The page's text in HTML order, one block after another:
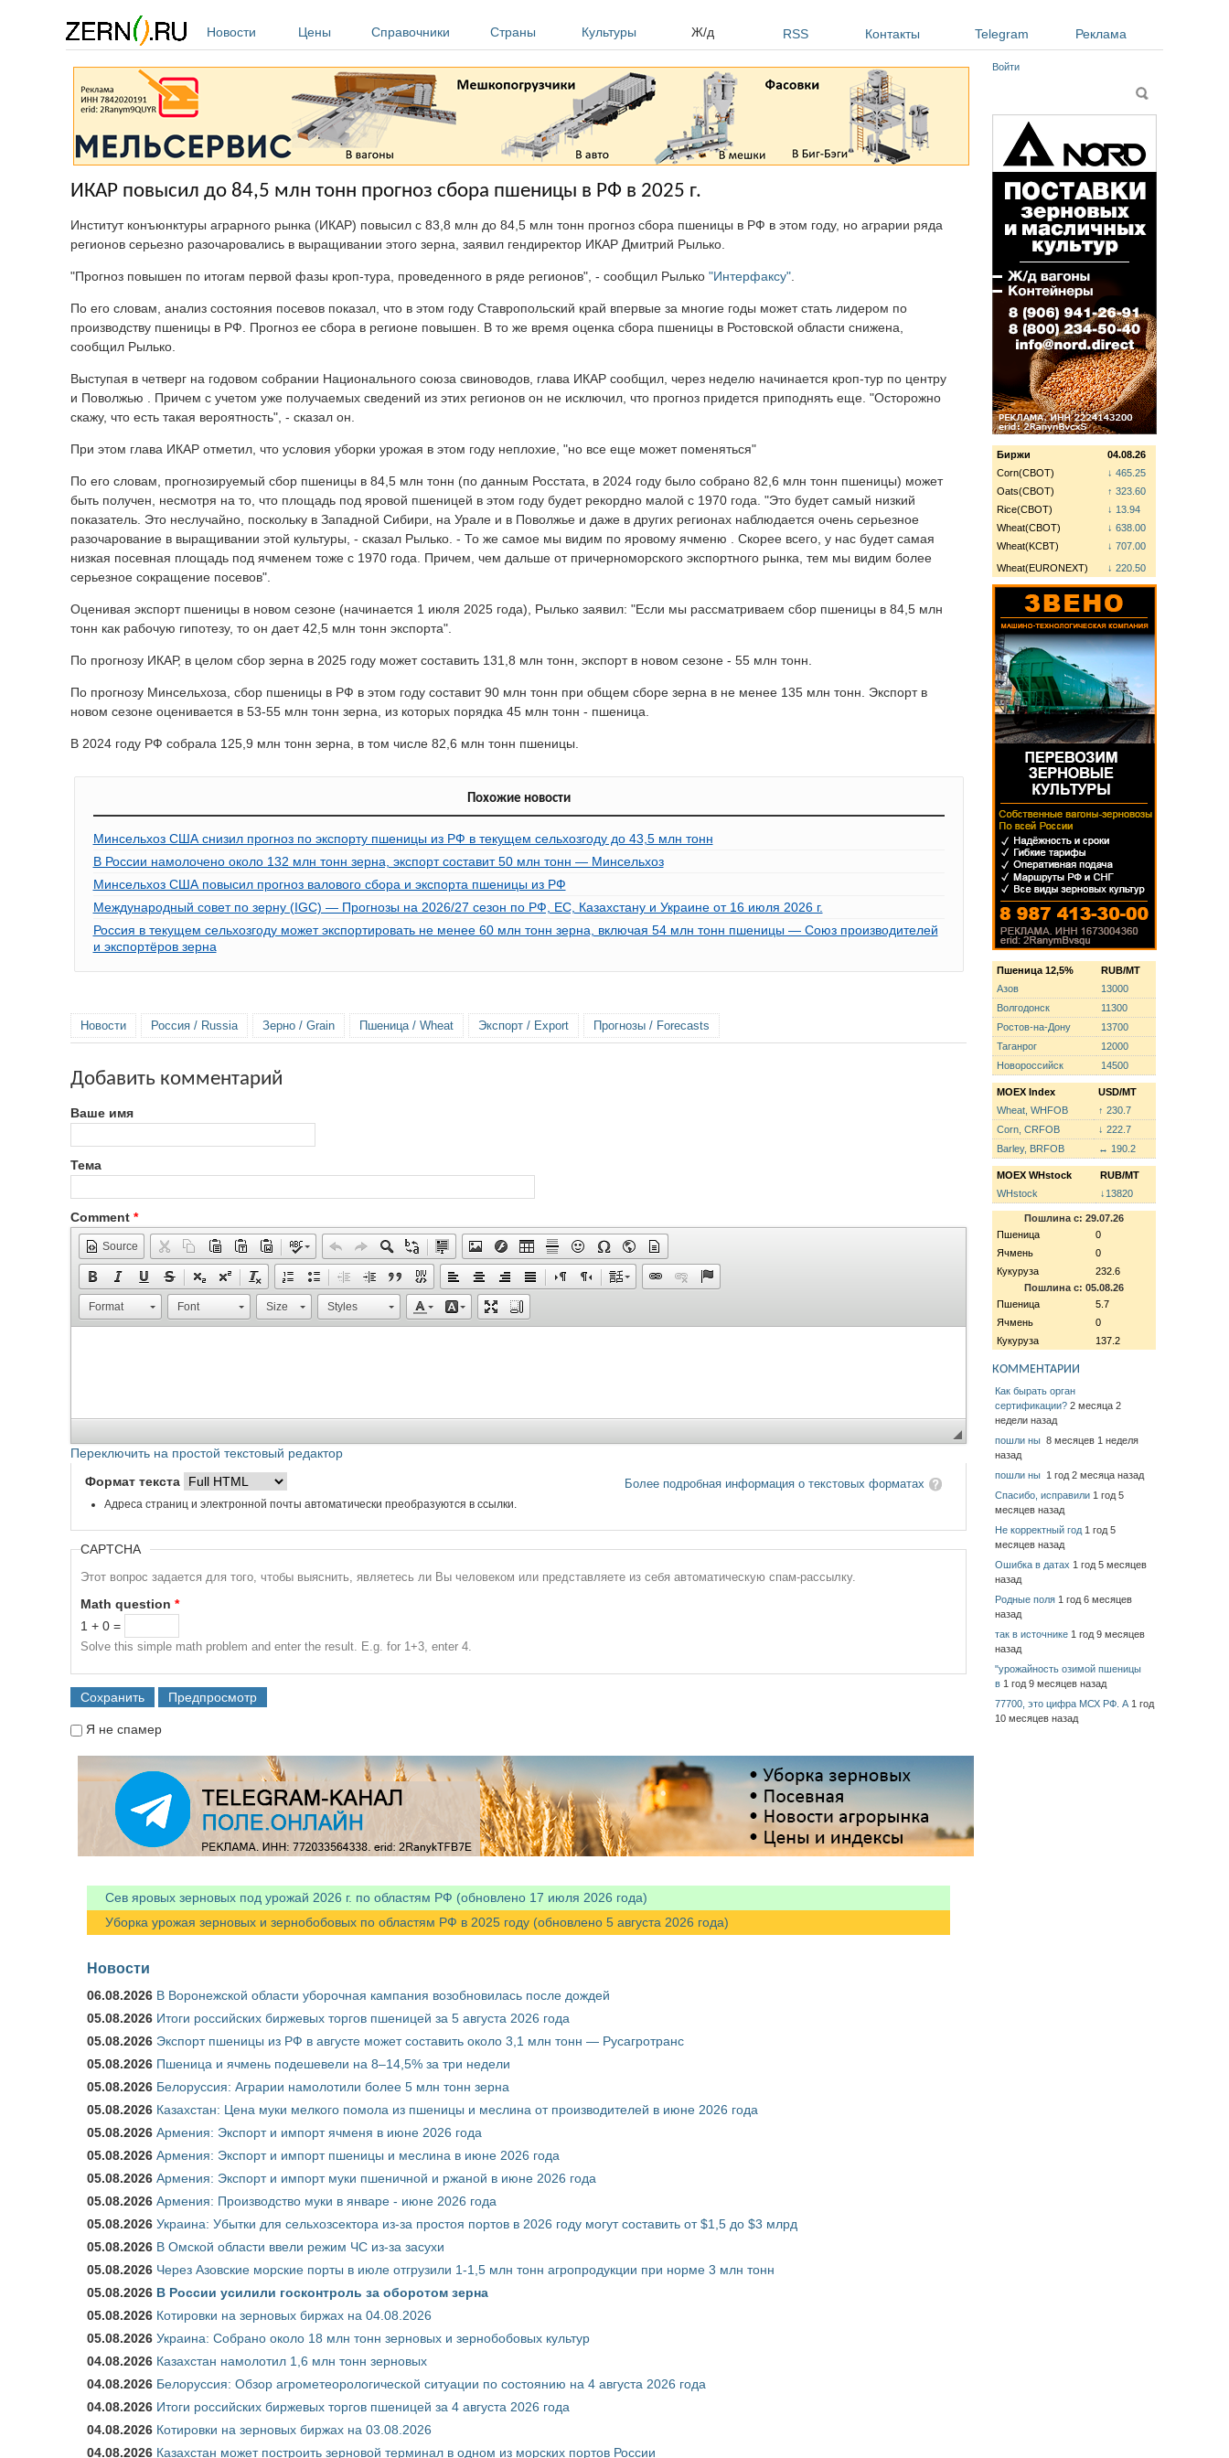
Новости
Цены Справочники Страны Культуры Ж/д RSS Контакты Telegram Реклама
ИКАР повысил до 84,5 млн тонн прогноз сбора пшеницы в РФ в 2025 г.
Институт конъюнктуры аграрного рынка (ИКАР) повысил с 83,8 млн до 84,5 млн тонн прогноз сбора пшеницы в РФ в этом году, но аграрии ряда
регионов серьезно разочаровались в выращивании этого зерна, заявил гендиректор ИКАР Дмитрий Рылько.
"Прогноз повышен по итогам первой фазы кроп-тура, проведенного в ряде регионов", - сообщил Рылько "Интерфаксу"
По его словам, анализ состояния посевов показал, что в этом году Ставропольский край впервые за многие годы может стать лидером по
производству пшеницы в РФ. Прогноз ее сбора в регионе повышен. В то же время оценка сбора пшеницы в Ростовской области снижена,
сообщил Рылько.
Выступая в четверг на годовом собрании Национального союза свиноводов, глава ИКАР сообщил, через неделю начинается кроп-тур по центру
и Поволжью . Причем с учетом уже получаемых сведений из этих регионов он не исключил, что прогноз придется приподнять еще. "Осторожно
скажу, что есть такая вероятность", - сказал он.
При этом глава ИКАР отметил, что условия уборки урожая в этом году неплохие, "но все еще может поменяться"
По его словам, прогнозируемый сбор пшеницы в 84,5 млн тонн (по данным Росстата, в 2024 году было собрано 82,6 млн тонн пшеницы) может
быть получен, несмотря на то, что площадь под яровой пшеницей в этом году будет рекордно малой с 1970 года. "Это будет самый низкий
показатель. Это неслучайно, поскольку в Западной Сибири, на Урале и в Поволжье и даже в других регионах наблюдается очень серьезное
разочарование в выращивании этой культуры, - сказал Рылько. - То же самое мы видим по яровому ячменю . Скорее всего, у нас будет самая
низкая посевная площадь под ячменем тоже с 1970 года. Причем, чем дальше от причерноморского экспортного рынка, тем мы видим более
серьезное сокращение посевов".
Оценивая экспорт пшеницы в новом сезоне (начинается 1 июля 2025 года), Рылько заявил: "Если мы рассматриваем сбор пшеницы в 84,5 млн
тонн как рабочую гипотезу, то он дает 42,5 млн тонн экспорта".
По прогнозу ИКАР, в целом сбор зерна в 2025 году может составить 131,8 млн тонн, экспорт в новом сезоне - 55 млн тонн.
По прогнозу Минсельхоза, сбор пшеницы в РФ в этом году составит 90 млн тонн при общем сборе зерна в не менее 135 млн тонн. Экспорт в
новом сезоне оценивается в 53-55 млн тонн зерна, из которых порядка 45 млн тонн - пшеница.
В 2024 году РФ собрала 125,9 млн тонн зерна, в том числе 82,6 млн тонн пшеницы.
Похожие новости
Минсельхоз США снизил прогноз по экспорту пшеницы из РФ в текущем сельхозгоду до 43,5 млн тонн
В России намолочено около 132 млн тонн зерна, экспорт составит 50 млн тонн — Минсельхоз
Минсельхоз США повысил прогноз валового сбора и экспорта пшеницы из РФ
Международный совет по зерну (IGC) — Прогнозы на 2026/27 сезон по РФ, ЕС, Казахстану и Украине от 16 июля 2026 г.
Россия в текущем сельхозгоду может экспортировать не менее 60 млн тонн зерна, включая 54 млн тонн пшеницы — Союз производителей
и экспортёров зерна
Новости Россия / Russia Зерно / Grain Пшеница / Wheat Экспорт / Export Прогнозы / Forecasts
Добавить комментарий
Ваше имя
Тема
Comment *
Source
Format Font Size Styles
Переключить на простой текстовый редактор
Более подробная информация о текстовых форматах
Формат текста
Адреса страниц и электронной почты автоматически преобразуются в ссылки.
CAPTCHA
Этот вопрос задается для того, чтобы выяснить, являетесь ли Вы человеком или представляете из себя автоматическую спам-рассылку.
Math question *
1 + 0 =
Solve this simple math problem and enter the result. E.g. for 1+3, enter 4.
Я не спамер
Сев яровых зерновых под урожай 2026 г. по областям РФ (обновлено 17 июля 2026 года)
Уборка урожая зерновых и зернобобовых по областям РФ в 2025 году (обновлено 5 августа 2026 года)
Новости
06.08.2026 В Воронежской области уборочная кампания возобновилась после дождей
05.08.2026 Итоги российских биржевых торгов пшеницей за 5 августа 2026 года
05.08.2026 Экспорт пшеницы из РФ в августе может составить около 3,1 млн тонн — Русагротранс
05.08.2026 Пшеница и ячмень подешевели на 8–14,5% за три недели
05.08.2026 Белоруссия: Аграрии намолотили более 5 млн тонн зерна
05.08.2026 Казахстан: Цена муки мелкого помола из пшеницы и меслина от производителей в июне 2026 года
05.08.2026 Армения: Экспорт и импорт ячменя в июне 2026 года
05.08.2026 Армения: Экспорт и импорт пшеницы и меслина в июне 2026 года
05.08.2026 Армения: Экспорт и импорт муки пшеничной и ржаной в июне 2026 года
05.08.2026 Армения: Производство муки в январе - июне 2026 года
05.08.2026 Украина: Убытки для сельхозсектора из-за простоя портов в 2026 году могут составить от $1,5 до $3 млрд
05.08.2026 В Омской области ввели режим ЧС из-за засухи
05.08.2026 Через Азовские морские порты в июле отгрузили 1-1,5 млн тонн агропродукции при норме 3 млн тонн
05.08.2026 В России усилили госконтроль за оборотом зерна
05.08.2026 Котировки на зерновых биржах на 04.08.2026
05.08.2026 Украина: Собрано около 18 млн тонн зерновых и зернобобовых культур
04.08.2026 Казахстан намолотил 1,6 млн тонн зерновых
04.08.2026 Белоруссия: Обзор агрометеорологической ситуации по состоянию на 4 августа 2026 года
04.08.2026 Итоги российских биржевых торгов пшеницей за 4 августа 2026 года
04.08.2026 Котировки на зерновых биржах на 03.08.2026
04.08.2026 Казахстан может построить зерновой терминал в одном из морских портов России
Войти
Поиск
Биржи
04.08.26
Corn(CBOT)
↓ 465.25
Oats(CBOT)
↑ 323.60
Rice(CBOT)
↓ 13.94
Wheat(CBOT)
↓ 638.00
Wheat(KCBT)
↓ 707.00
Wheat(EURONEXT)
↓ 220.50
Пшеница 12,5%
RUB/MT
Азов
13000
Волгодонск
11300
Ростов-на-Дону
13700
Таганрог
12000
Новороссийск
14500
MOEX Index
USD/MT
Wheat, WHFOB
↑ 230.7
Corn, CRFOB
↓ 222.7
Barley, BRFOB
↔ 190.2
MOEX WHstock
RUB/MT
WHstock
↓13820
Пошлина с: 29.07.26
Пшеница
0
Ячмень
0
Кукуруза
232.6
Пошлина с: 05.08.26
Пшеница
5.7
Ячмень
0
Кукуруза
137.2
КОММЕНТАРИИ
Как бырать орган
сертификации? 2 месяца 2
недели назад
пошли ны 8 месяцев 1 неделя
назад
пошли ны 1 год 2 месяца назад
Спасибо, исправили 1 год 5
месяцев назад
Не корректный год 1 год 5
месяцев назад
Ошибка в датах 1 год 5 месяцев
назад
Родные поля 1 год 6 месяцев
назад
так в источнике 1 год 9 месяцев
назад
"урожайность озимой пшеницы
в 1 год 9 месяцев назад
77700, это цифра МСХ РФ. А 1 год
10 месяцев назад